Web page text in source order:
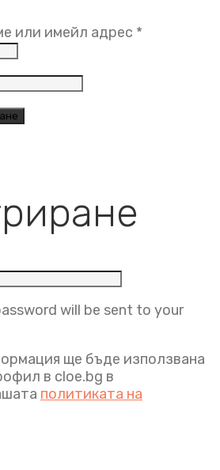
или имейл адрес *
will be sent to your
ще бъде използвана
в cloe.bg в
политиката на